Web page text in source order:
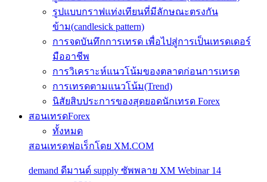
รูปแบบกราฟแท่งเทียนที่มีลักษณะตรงกัน
ข้าม(candlesick pattern)
การจดบันทึกการเทรด เพื่อไปสู่การเป็นเทรดเดอร์
มืออาชีพ
การวิเคราะห์แนวโน้มของตลาดก่อนการเทรด
การเทรดตามแนวโน้ม(Trend)
นิสัยสิบประการของสุดยอดนักเทรด Forex
สอนเทรดForex
ทั้งหมด
สอนเทรดฟอเร็กโดย XM.COM
demand ดีมานด์ supply ซัพพลาย XM Webinar 14